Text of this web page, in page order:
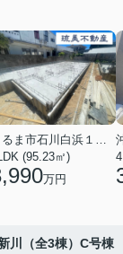
(95.23㎡)
万円
川（全3棟）C号棟